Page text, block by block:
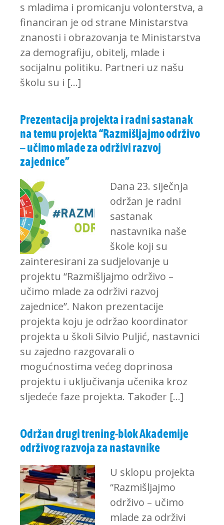
s mladima i promicanju volonterstva, a
financiran je od strane Ministarstva
znanosti i obrazovanja te Ministarstva
za demografiju, obitelj, mlade i
socijalnu politiku. Partneri uz našu
školu su i […]
Prezentacija projekta i radni sastanak
na temu projekta “Razmišljajmo održivo
– učimo mlade za održivi razvoj
zajednice”
Dana 23. siječnja
održan je radni
sastanak
nastavnika naše
škole koji su
zainteresirani za sudjelovanje u
projektu “Razmišljajmo održivo –
učimo mlade za održivi razvoj
zajednice”. Nakon prezentacije
projekta koju je održao koordinator
projekta u školi Silvio Puljić, nastavnici
su zajedno razgovarali o
mogućnostima većeg doprinosa
projektu i uključivanja učenika kroz
sljedeće faze projekta. Također […]
Održan drugi trening-blok Akademije
održivog razvoja za nastavnike
U sklopu projekta
“Razmišljajmo
održivo – učimo
mlade za održivi